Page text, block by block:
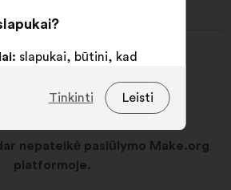
PASIŪLYMAI:
nepateikė pasiūlymo Make.org
platformoje.
slapukai, būtini, kad
slapukai, skirti jūsų
slapukai, skirti
Leisti
Tinkinti